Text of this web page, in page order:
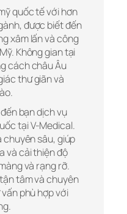
quốc tế với hơn
được biết đến
xâm lấn và công
Không gian tại
cách châu Âu
thư giãn và
bạn dịch vụ
tại V-Medical.
chuyên sâu, giúp
và cải thiện độ
và rạng rỡ.
tâm và chuyên
phù hợp với